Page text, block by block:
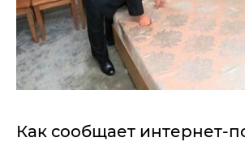
Как сообщает интернет-